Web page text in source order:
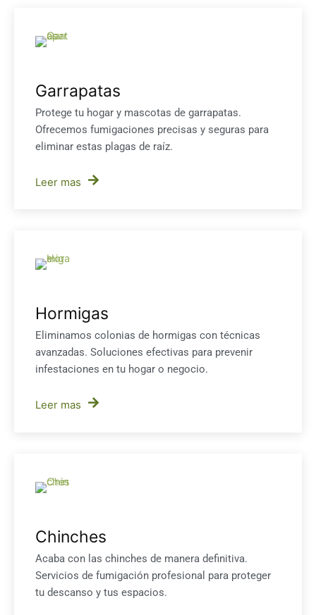
Garrapatas
Protege tu hogar y mascotas de garrapatas.
Ofrecemos fumigaciones precisas y seguras para
eliminar estas plagas de raíz.
Leer mas
Hormigas
Eliminamos colonias de hormigas con técnicas
avanzadas. Soluciones efectivas para prevenir
infestaciones en tu hogar o negocio.
Leer mas
Chinches
Acaba con las chinches de manera definitiva.
Servicios de fumigación profesional para proteger
tu descanso y tus espacios.